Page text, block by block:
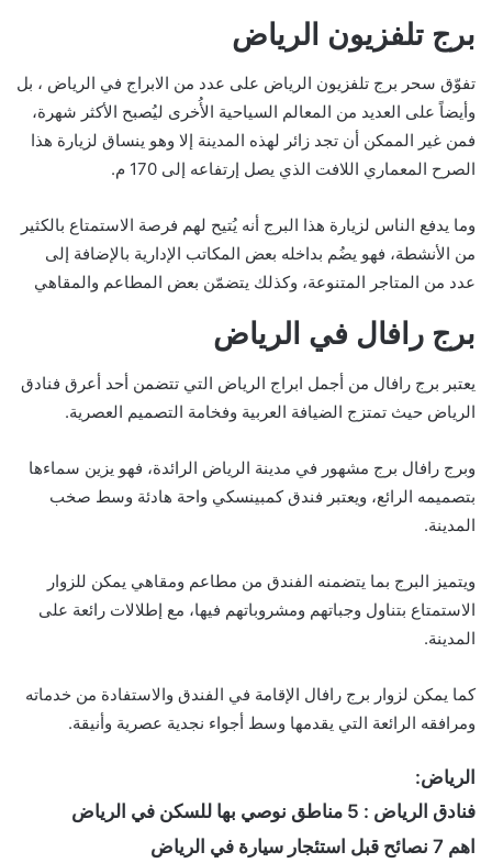
برج تلفزيون الرياض
تفوّق سحر برج تلفزيون الرياض على عدد من الابراج في الرياض ، بل
وأيضاً على العديد من المعالم السياحية الأُخرى ليُصبح الأكثر شهرة،
فمن غير الممكن أن تجد زائر لهذه المدينة إلا وهو ينساق لزيارة هذا
الصرح المعماري اللافت الذي يصل إرتفاعه إلى 170 م.
وما يدفع الناس لزيارة هذا البرج أنه يُتيح لهم فرصة الاستمتاع بالكثير
من الأنشطة، فهو يضُم بداخله بعض المكاتب الإدارية بالإضافة إلى
عدد من المتاجر المتنوعة، وكذلك يتضمّن بعض المطاعم والمقاهي
برج رافال في الرياض
يعتبر برج رافال من أجمل ابراج الرياض التي تتضمن أحد أعرق فنادق
الرياض حيث تمتزج الضيافة العربية وفخامة التصميم العصرية.
وبرج رافال برج مشهور في مدينة الرياض الرائدة، فهو يزين سماءها
بتصميمه الرائع، ويعتبر فندق كمبينسكي واحة هادئة وسط صخب
المدينة.
ويتميز البرج بما يتضمنه الفندق من مطاعم ومقاهي يمكن للزوار
الاستمتاع بتناول وجباتهم ومشروباتهم فيها، مع إطلالات رائعة على
المدينة.
كما يمكن لزوار برج رافال الإقامة في الفندق والاستفادة من خدماته
ومرافقه الرائعة التي يقدمها وسط أجواء نجدية عصرية وأنيقة.
الرياض:
فنادق الرياض : 5 مناطق نوصي بها للسكن في الرياض
اهم 7 نصائح قبل استئجار سيارة في الرياض